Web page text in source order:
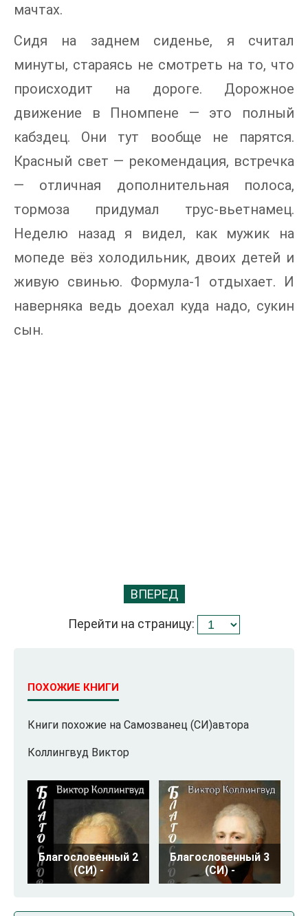
мачтах.
Сидя на заднем сиденье, я считал
минуты, стараясь не смотреть на то, что
происходит на дороге. Дорожное
движение в Пномпене — это полный
кабздец. Они тут вообще не парятся.
Красный свет — рекомендация, встречка
— отличная дополнительная полоса,
тормоза придумал трус-вьетнамец.
Неделю назад я видел, как мужик на
мопеде вёз холодильник, двоих детей и
живую свинью. Формула-1 отдыхает. И
наверняка ведь доехал куда надо, сукин
сын.
ВПЕРЕД
Перейти на страницу:
ПОХОЖИЕ КНИГИ
Книги похожие на Самозванец (СИ)автора
Коллингвуд Виктор
Благословенный 2
(СИ) -
Благословенный 3
(СИ) -